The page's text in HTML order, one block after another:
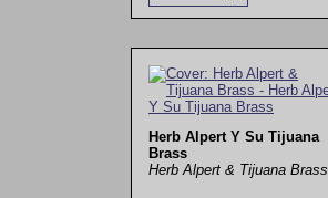
Herb Alpert Y Su Tijuana
Brass
Herb Alpert & Tijuana Brass